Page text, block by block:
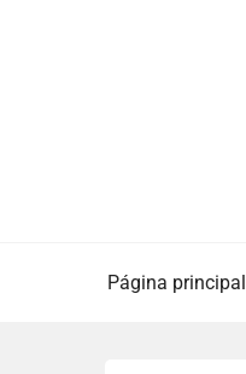
Página principal